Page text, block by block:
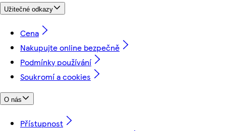
Užitečné odkazy
Cena
Nakupujte online bezpečně
Podmínky používání
Soukromí a cookies
O nás
Přístupnost